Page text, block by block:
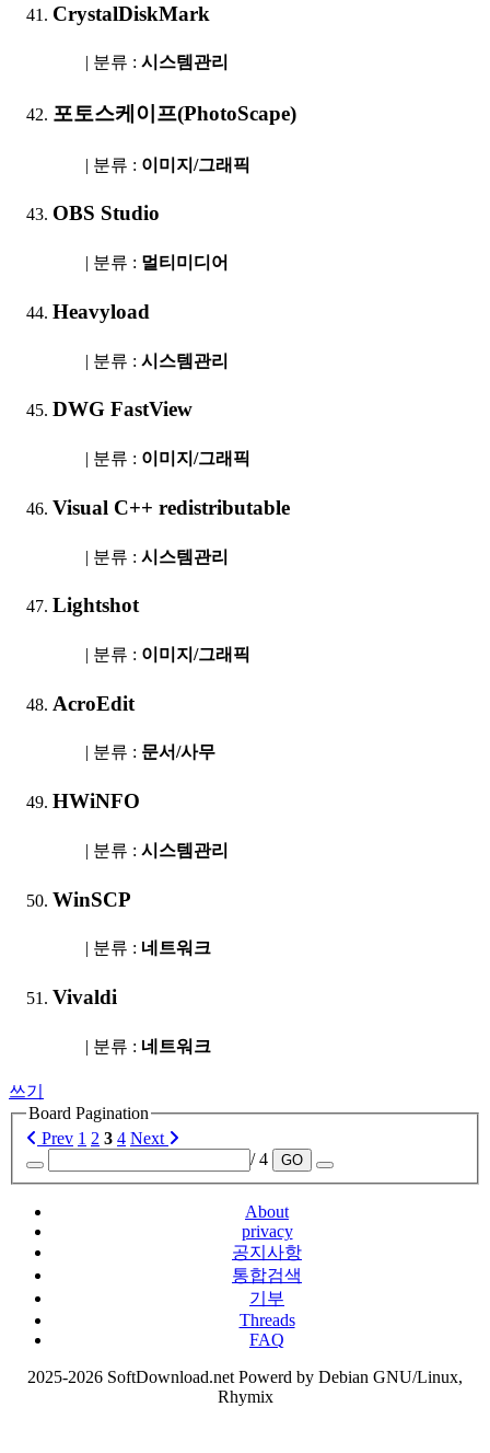
CrystalDiskMark
| 분류 : 시스템관리
포토스케이프(PhotoScape)
| 분류 : 이미지/그래픽
OBS Studio
| 분류 : 멀티미디어
Heavyload
| 분류 : 시스템관리
DWG FastView
| 분류 : 이미지/그래픽
Visual C++ redistributable
| 분류 : 시스템관리
Lightshot
| 분류 : 이미지/그래픽
AcroEdit
| 분류 : 문서/사무
HWiNFO
| 분류 : 시스템관리
WinSCP
| 분류 : 네트워크
Vivaldi
| 분류 : 네트워크
쓰기
Board Pagination
Prev 1 2 3 4 Next
/ 4
GO
About
privacy
공지사항
통합검색
기부
Threads
FAQ
2025-2026 SoftDownload.net Powerd by Debian GNU/Linux,
Rhymix